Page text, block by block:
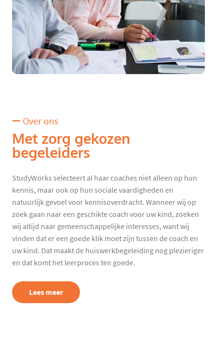
Over ons
Met zorg gekozen
begeleiders
StudyWorks selecteert al haar coaches niet alleen op hun
kennis, maar ook op hun sociale vaardigheden en
natuurlijk gevoel voor kennisoverdracht. Wanneer wij op
zoek gaan naar een geschikte coach voor uw kind, zoeken
wij altijd naar gemeenschappelijke interesses, want wij
vinden dat er een goede klik moet zijn tussen de coach en
uw kind. Dat maakt de huiswerkbegeleiding nog plezieriger
en dat komt het leerproces ten goede.
Lees meer